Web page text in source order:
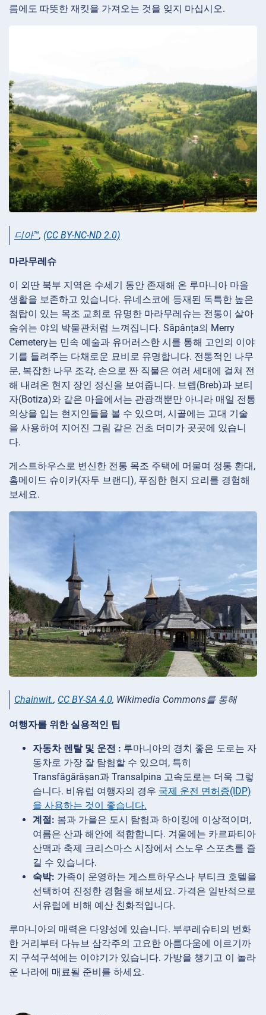
름에도 따뜻한 재킷을 가져오는 것을 잊지 마십시오.
디아™, (CC BY-NC-ND 2.0)
마라무레슈
이 외딴 북부 지역은 수세기 동안 존재해 온 루마니아 마을
생활을 보존하고 있습니다. 유네스코에 등재된 독특한 높은
첨탑이 있는 목조 교회로 유명한 마라무레슈는 전통이 살아
숨쉬는 야외 박물관처럼 느껴집니다. Săpânța의 Merry
Cemetery는 민속 예술과 유머러스한 시를 통해 고인의 이야
기를 들려주는 다채로운 묘비로 유명합니다. 전통적인 나무
문, 복잡한 나무 조각, 손으로 짠 직물은 여러 세대에 걸쳐 전
해 내려온 현지 장인 정신을 보여줍니다. 브렙(Breb)과 보티
자(Botiza)와 같은 마을에서는 관광객뿐만 아니라 매일 전통
의상을 입는 현지인들을 볼 수 있으며, 시골에는 고대 기술
을 사용하여 지어진 그림 같은 건초 더미가 곳곳에 있습니
다.
게스트하우스로 변신한 전통 목조 주택에 머물며 정통 환대,
홈메이드 슈이카(자두 브랜디), 푸짐한 현지 요리를 경험해
보세요.
Chainwit., CC BY-SA 4.0, Wikimedia Commons를 통해
여행자를 위한 실용적인 팁
자동차 렌탈 및 운전 : 루마니아의 경치 좋은 도로는 자
동차로 가장 잘 탐험할 수 있으며, 특히
Transfăgărășan과 Transalpina 고속도로는 더욱 그렇
습니다. 비유럽 여행자의 경우 국제 운전 면허증(IDP)
을 사용하는 것이 좋습니다.
계절: 봄과 가을은 도시 탐험과 하이킹에 이상적이며,
여름은 산과 해안에 적합합니다. 겨울에는 카르파티아
산맥과 축제 크리스마스 시장에서 스노우 스포츠를 즐
길 수 있습니다.
숙박: 가족이 운영하는 게스트하우스나 부티크 호텔을
선택하여 진정한 경험을 해보세요. 가격은 일반적으로
서유럽에 비해 예산 친화적입니다.
루마니아의 매력은 다양성에 있습니다. 부쿠레슈티의 번화
한 거리부터 다뉴브 삼각주의 고요한 아름다움에 이르기까
지 구석구석에는 이야기가 있습니다. 가방을 챙기고 이 놀라
운 나라에 매료될 준비를 하세요.